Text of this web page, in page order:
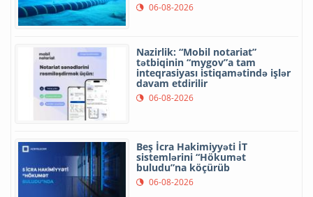
06-08-2026
Nazirlik: “Mobil notariat”
tətbiqinin “mygov”a tam
inteqrasiyası istiqamətində işlər
davam etdirilir
06-08-2026
Beş İcra Hakimiyyəti İT
sistemlərini “Hökumət
buludu”na köçürüb
06-08-2026